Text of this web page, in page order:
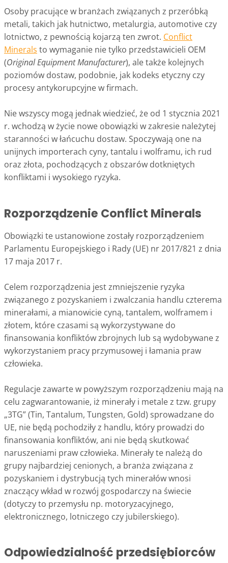
Osoby pracujące w branżach związanych z przeróbką
metali, takich jak hutnictwo, metalurgia, automotive czy
lotnictwo, z pewnością kojarzą ten zwrot. Conflict
Minerals to wymaganie nie tylko przedstawicieli OEM
(Original Equipment Manufacturer), ale także kolejnych
poziomów dostaw, podobnie, jak kodeks etyczny czy
procesy antykorupcyjne w firmach.
Nie wszyscy mogą jednak wiedzieć, że od 1 stycznia 2021
r. wchodzą w życie nowe obowiązki w zakresie należytej
staranności w łańcuchu dostaw. Spoczywają one na
unijnych importerach cyny, tantalu i wolframu, ich rud
oraz złota, pochodzących z obszarów dotkniętych
konfliktami i wysokiego ryzyka.
Rozporządzenie Conflict Minerals
Obowiązki te ustanowione zostały rozporządzeniem
Parlamentu Europejskiego i Rady (UE) nr 2017/821 z dnia
17 maja 2017 r.
Celem rozporządzenia jest zmniejszenie ryzyka
związanego z pozyskaniem i zwalczania handlu czterema
minerałami, a mianowicie cyną, tantalem, wolframem i
złotem, które czasami są wykorzystywane do
finansowania konfliktów zbrojnych lub są wydobywane z
wykorzystaniem pracy przymusowej i łamania praw
człowieka.
Regulacje zawarte w powyższym rozporządzeniu mają na
celu zagwarantowanie, iż minerały i metale z tzw. grupy
„3TG” (Tin, Tantalum, Tungsten, Gold) sprowadzane do
UE, nie będą pochodziły z handlu, który prowadzi do
finansowania konfliktów, ani nie będą skutkować
naruszeniami praw człowieka. Minerały te należą do
grupy najbardziej cenionych, a branża związana z
pozyskaniem i dystrybucją tych minerałów wnosi
znaczący wkład w rozwój gospodarczy na świecie
(dotyczy to przemysłu np. motoryzacyjnego,
elektronicznego, lotniczego czy jubilerskiego).
Odpowiedzialność przedsiębiorców